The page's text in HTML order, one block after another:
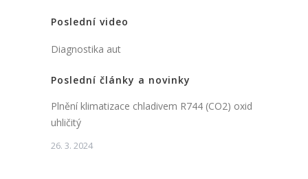
Poslední video
Diagnostika aut
Poslední články a novinky
Plnění klimatizace chladivem R744 (CO2) oxid
uhličitý
26. 3. 2024